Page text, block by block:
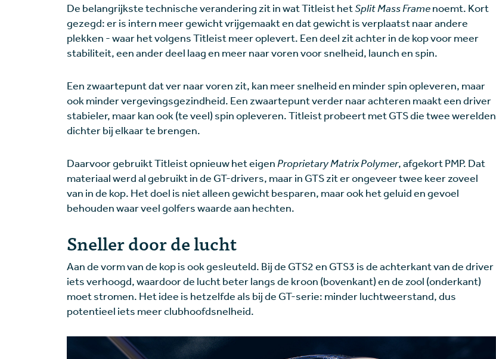
De belangrijkste technische verandering zit in wat Titleist hetSplit Mass Framenoemt. Kort
gezegd: er is intern meer gewicht vrijgemaakt en dat gewicht is verplaatst naar andere
plekken - waar het volgens Titleist meer oplevert. Een deel zit achter in de kop voor meer
stabiliteit, een ander deel laag en meer naar voren voor snelheid, launch en spin.
Een zwaartepunt dat ver naar voren zit, kan meer snelheid en minder spin opleveren, maar
ook minder vergevingsgezindheid. Een zwaartepunt verder naar achteren maakt een driver
stabieler, maar kan ook (te veel) spin opleveren. Titleist probeert met GTS die twee werelden
dichter bij elkaar te brengen.
Daarvoor gebruikt Titleist opnieuw het eigen Proprietary Matrix Polymer, afgekort PMP. Dat
materiaal werd al gebruikt in de GT-drivers, maar in GTS zit er ongeveer twee keer zoveel
van in de kop. Het doel is niet alleen gewicht besparen, maar ook het geluid en gevoel
behouden waar veel golfers waarde aan hechten.
Sneller door de lucht
Aan de vorm van de kop is ook gesleuteld. Bij de GTS2 en GTS3 is de achterkant van de driver
iets verhoogd, waardoor de lucht beter langs de kroon (bovenkant) en de zool (onderkant)
moet stromen. Het idee is hetzelfde als bij de GT-serie: minder luchtweerstand, dus
potentieel iets meer clubhoofdsnelheid.